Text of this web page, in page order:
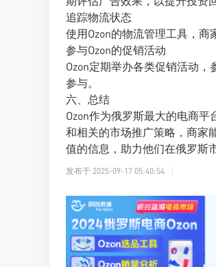
追踪物流状态
使用Ozon的物流管理工具，商
参与Ozon的促销活动
Ozon定期举办各类促销活动
参与。
六、总结
Ozon作为俄罗斯最大的电商
和相关的市场推广策略，商家
值的信息，助力他们在俄罗斯
发布于 2025-09-17 05:40:54